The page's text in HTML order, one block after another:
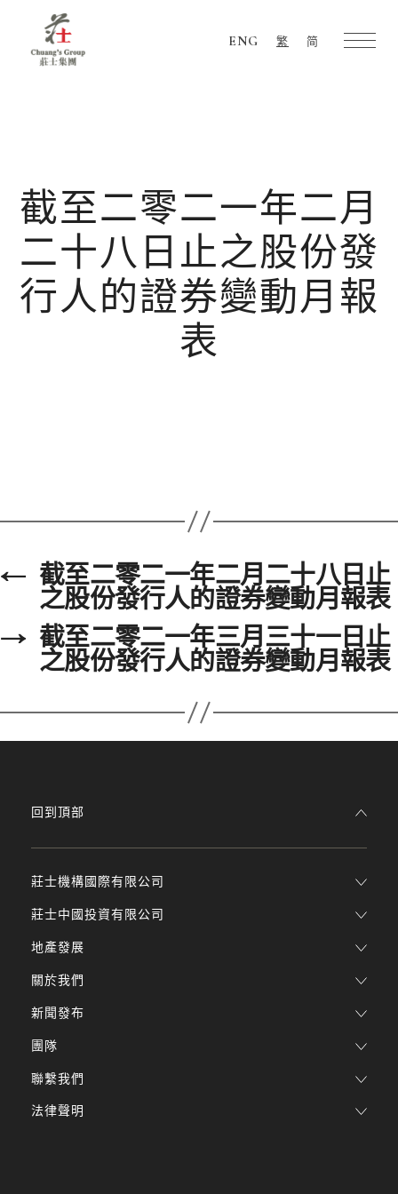
ENG 繁 简
截至二零二一年二月
二十八日止之股份發
行人的證券變動月報
表
← 截至二零二一年二月二十八日止
之股份發行人的證券變動月報表
→ 截至二零二一年三月三十一日止
之股份發行人的證券變動月報表
莊士機構國際有限公司
莊士中國投資有限公司
地產發展
關於我們
新聞發布
團隊
回到頂部
聯繫我們
法律聲明